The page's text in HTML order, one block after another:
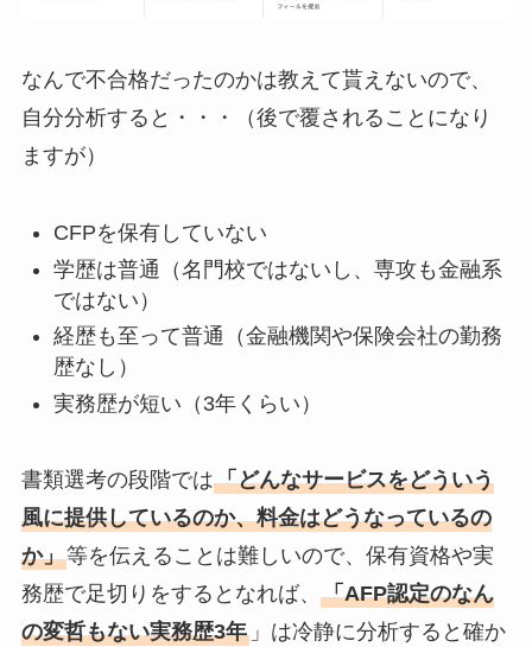
なんで不合格だったのかは教えて貰えないので、
自分分析すると・・・（後で覆されることになり
ますが）
CFPを保有していない
学歴は普通（名門校ではないし、専攻も金融系
ではない）
経歴も至って普通（金融機関や保険会社の勤務
歴なし）
実務歴が短い（3年くらい）
書類選考の段階では「どんなサービスをどういう
風に提供しているのか、料金はどうなっているの
か」等を伝えることは難しいので、保有資格や実
務歴で足切りをするとなれば、 「AFP認定のなん
の変哲もない実務歴3年」は冷静に分析すると確か